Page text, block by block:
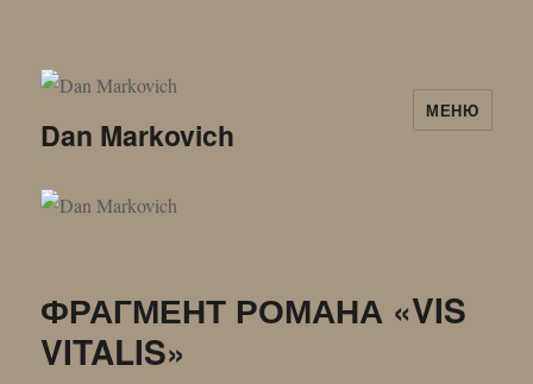
Dan Markovich
МЕНЮ
ФРАГМЕНТ РОМАНА «VIS
VITALIS»